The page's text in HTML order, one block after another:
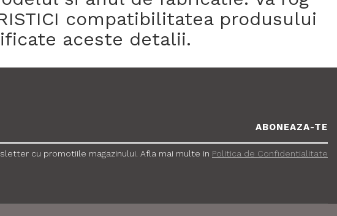
compatibilitatea produsului
aceste detalii.
cu promotiile magazinului. Afla mai multe in Politica de Confidentialitate